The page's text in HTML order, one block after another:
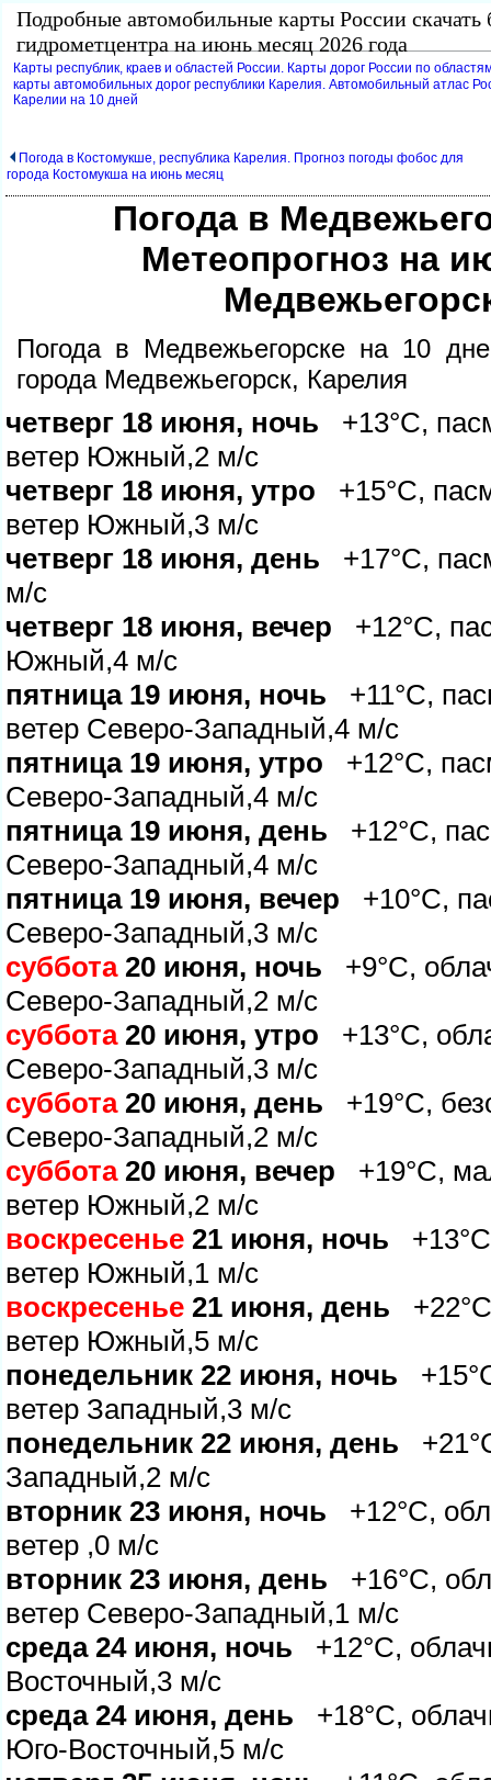
Подробные автомобильные карты России скачать
идрометцентра на июнь месяц 2026 года
Карты республик, краев и областей России. Карты дорог России по
карты автомобильных дорог республики Карелия. Автомобильный атлас
Карелии на 10 дней
Погода в Костомукше, республика Карелия. Прогноз погоды фобос для
орода Костомукша на июнь месяц
Погода в
Метеопрогноз на
Погода в Медвежьегорске на 10
орода Медвежьегорск, Карелия
четверг 18 июня, ночь +13°C,
етер Южный,2 м/с
четверг 18 июня, утро +15°C,
етер Южный,3 м/с
четверг 18 июня, день +17°C,
м/с
четверг 18 июня, вечер +12°C,
Южный,4 м/с
пятница 19 июня, ночь +11°C,
етер Северо-Западный,4 м/с
пятница 19 июня, утро +12°C,
Северо-Западный,4 м/с
пятница 19 июня, день +12°C,
Северо-Западный,4 м/с
пятница 19 июня, вечер +10°C,
Северо-Западный,3 м/с
суббота20 июня, ночь +9°C,
Северо-Западный,2 м/с
суббота20 июня, утро +13°C,
Северо-Западный,3 м/с
суббота20 июня, день +19°C,
Северо-Западный,2 м/с
суббота20 июня, вечер +19°C,
етер Южный,2 м/с
оскресенье 21 июня, ночь
етер Южный,1 м/с
оскресенье 21 июня, день
етер Южный,5 м/с
понедельник 22 июня, ночь
етер Западный,3 м/с
понедельник 22 июня, день
Западный,2 м/с
торник 23 июня, ночь +12°C,
етер ,0 м/с
торник 23 июня, день +16°C,
етер Северо-Западный,1 м/с
среда 24 июня, ночь +12°C,
осточный,3 м/с
среда 24 июня, день +18°C,
Юго-Восточный,5 м/с